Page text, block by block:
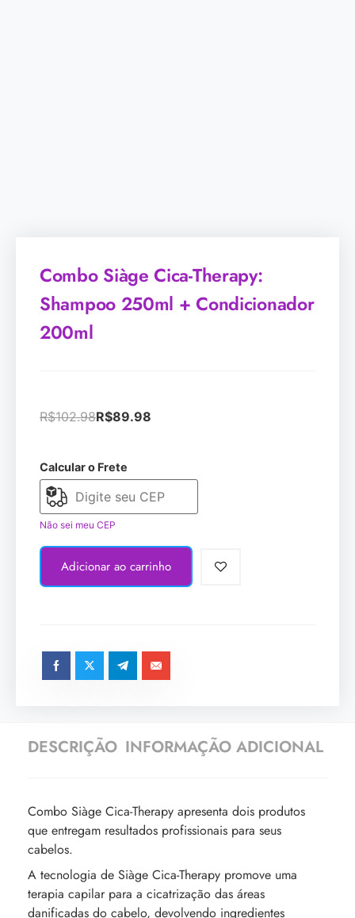
Combo Siàge Cica-Therapy:
Shampoo 250ml + Condicionador
200ml
R$102.98R$89.98
Calcular o Frete
Não sei meu CEP
Adicionar ao carrinho
DESCRIÇÃO INFORMAÇÃO ADICIONAL
Combo Siàge Cica-Therapy apresenta dois produtos
que entregam resultados profissionais para seus
cabelos.
A tecnologia de Siàge Cica-Therapy promove uma
terapia capilar para a cicatrização das áreas
danificadas do cabelo, devolvendo ingredientes